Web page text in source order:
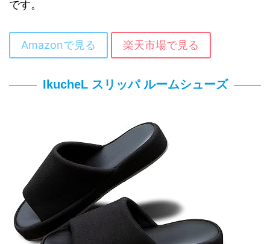
です。
Amazonで見る 楽天市場で見る
IkucheL スリッパ ルームシューズ